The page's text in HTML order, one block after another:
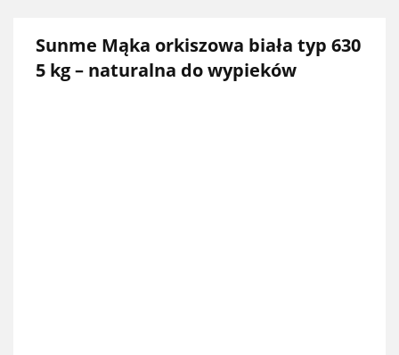
Sunme Mąka orkiszowa biała typ 630
5 kg – naturalna do wypieków